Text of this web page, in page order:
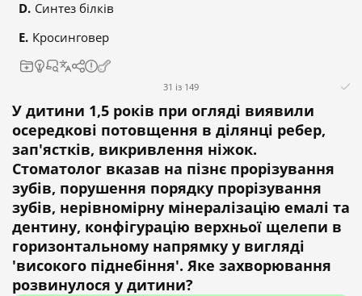
Синтез білків
Кросинговер
31 із 149
У дитини 1,5 років при огляді виявили
осередкові потовщення в ділянці ребер,
зап'ястків, викривлення ніжок.
Стоматолог вказав на пізнє прорізування
зубів, порушення порядку прорізування
зубів, нерівномірну мінералізацію емалі та
дентину, конфігурацію верхньої щелепи в
горизонтальному напрямку у вигляді
'високого піднебіння'. Яке захворювання
розвинулося у дитини?